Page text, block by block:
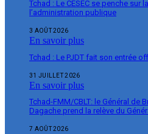
Tchad : Le CESEC se penche sur
l’administration publique
3 AOÛT 2026
En savoir plus
Tchad : Le PJDT fait son entrée
31 JUILLET 2026
En savoir plus
Tchad-FMM/CBLT: le Général de
Dagache prend la relève du
7 AOÛT 2026